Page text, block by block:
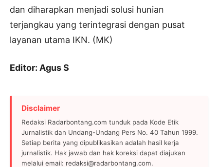
dan diharapkan menjadi solusi hunian
terjangkau yang terintegrasi dengan pusat
layanan utama IKN. (MK)
Editor: Agus S
Disclaimer
Redaksi Radarbontang.com tunduk pada Kode Etik
Jurnalistik dan Undang-Undang Pers No. 40 Tahun 1999.
Setiap berita yang dipublikasikan adalah hasil kerja
jurnalistik. Hak jawab dan hak koreksi dapat diajukan
melalui email: redaksi@radarbontang.com.